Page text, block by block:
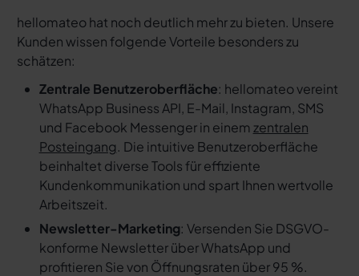
hellomateo hat noch deutlich mehr zu bieten. Unsere
Kunden wissen folgende Vorteile besonders zu
schätzen:
Zentrale Benutzeroberfläche: hellomateo vereint
WhatsApp Business API, E-Mail, Instagram, SMS
und Facebook Messenger in einem zentralen
Posteingang. Die intuitive Benutzeroberfläche
beinhaltet diverse Tools für effiziente
Kundenkommunikation und spart Ihnen wertvolle
Arbeitszeit.
Newsletter-Marketing: Versenden Sie DSGVO-
konforme Newsletter über WhatsApp und
profitieren Sie von Öffnungsraten über 95 %.